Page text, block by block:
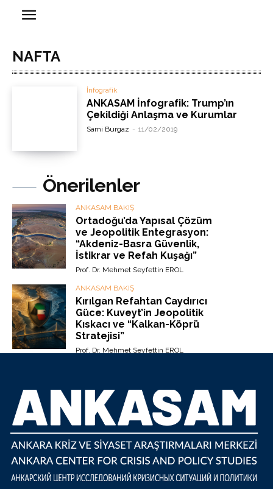
NAFTA
İnfografik
ANKASAM İnfografik: Trump’ın
Çekildiği Anlaşma ve Kurumlar
Sami Burgaz - 11/02/2019
Önerilenler
ANKASAM BAKIŞ
Ortadoğu’da Yapısal Çözüm
ve Jeopolitik Entegrasyon:
“Akdeniz-Basra Güvenlik,
İstikrar ve Refah Kuşağı”
Prof. Dr. Mehmet Seyfettin EROL
ANKASAM BAKIŞ
Kırılgan Refahtan Caydırıcı
Güce: Kuveyt’in Jeopolitik
Kıskacı ve “Kalkan-Köprü
Stratejisi”
Prof. Dr. Mehmet Seyfettin EROL